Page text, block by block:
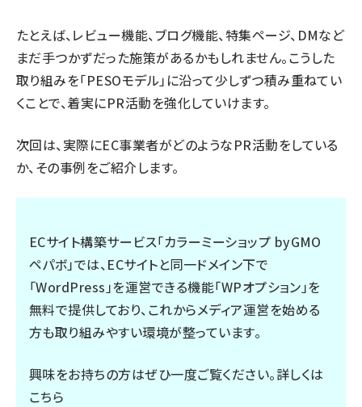
たとえば、レビュー機能、ブログ機能、特集ページ、DMなど
まだ手つかずだった施策があるかもしれません。こうした
取り組みを「PESOモデル」に沿って少しずつ積み重ねてい
くことで、着実にPR活動を強化していけます。
次回は、実際にEC事業者がどのようなPR活動をしている
か、その事例をご紹介します。
ECサイト構築サービス「カラーミーショップ byGMO
ペパボ」では、ECサイトと同一ドメイン下で
「WordPress」を運営できる機能「WPオプション」を
無料で提供しており、これからメディア運営を始める
方も取り組みやすい環境が整っています。
興味をお持ちの方はぜひ一度ご覧ください。詳しくは
こちら